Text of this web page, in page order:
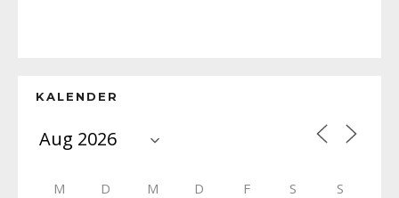
KALENDER
M D M D F S S